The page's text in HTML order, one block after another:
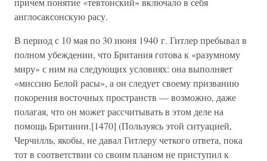
англосаксонскую расу.
В период с 10 мая по 30 июня 1940 г. Гитлер пребывал в
полном убеждении, что Британия готова к «разумному
миру» с ним на следующих условиях: она выполняет
«миссию Белой расы», а он следует своему призванию
покорения восточных пространств — возможно, даже
полагая, что он может рассчитывать в этом деле на
помощь Британии.[1470] (Пользуясь этой ситуацией,
Черчилль, якобы, не давал Гитлеру четкого ответа, пока
тот в соответствии со своим планом не приступил к